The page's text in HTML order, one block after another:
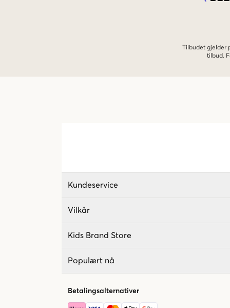
Tilbudet gjelder
tilbud.
Kundeservice
Vilkår
Kids Brand Store
Populært nå
Betalingsalternativer